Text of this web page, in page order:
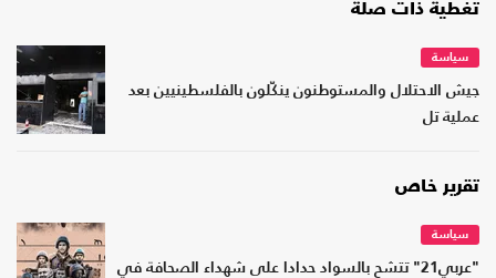
تغطية ذات صلة
سياسة
جيش الاحتلال والمستوطنون ينكّلون بالفلسطينيين بعد
عملية تل
تقرير خاص
سياسة
"عربي21" تتشح بالسواد حدادا على شهداء الصحافة في